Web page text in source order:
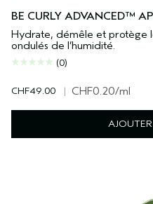
BE CURLY ADVANCED™
Hydrate, démêle et protège
ondulés de l’humidité.
(0)
CHF49.00 | CHF0.20/ml